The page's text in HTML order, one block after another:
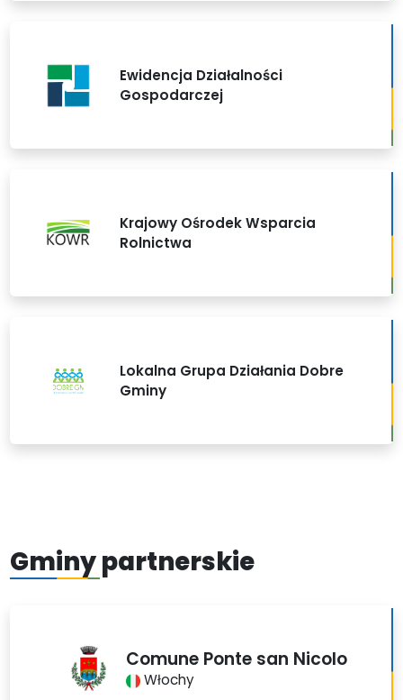
Ewidencja Działalności
Gospodarczej
Krajowy Ośrodek Wsparcia
Rolnictwa
Lokalna Grupa Działania Dobre
Gminy
Gminy partnerskie
Comune Ponte san Nicolo
Włochy